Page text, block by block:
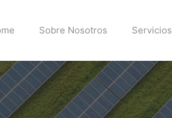
Sobre Nosotros Servicios